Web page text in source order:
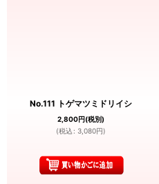
No.111 トゲマツミドリイシ
2,800円(税別)
(税込 : 3,080円)